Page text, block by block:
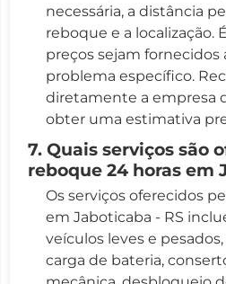
necessária, a distância
reboque e a localização.
preços sejam fornecidos
problema específico.
diretamente a empresa
obter uma estimativa
7. Quais serviços são
reboque 24 horas em
Os serviços oferecidos
em Jaboticaba - RS
veículos leves e
carga de bateria,